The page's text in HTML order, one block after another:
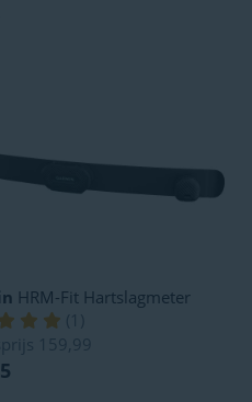
HRM-Fit Hartslagmeter
(
159,99